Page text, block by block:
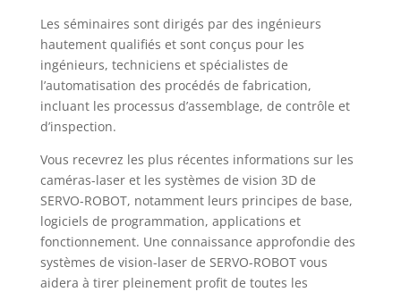
Les séminaires sont dirigés par des ingénieurs
hautement qualifiés et sont conçus pour les
ingénieurs, techniciens et spécialistes de
l’automatisation des procédés de fabrication,
incluant les processus d’assemblage, de contrôle et
d’inspection.
Vous recevrez les plus récentes informations sur les
caméras-laser et les systèmes de vision 3D de
SERVO-ROBOT, notamment leurs principes de base,
logiciels de programmation, applications et
fonctionnement. Une connaissance approfondie des
systèmes de vision-laser de SERVO-ROBOT vous
aidera à tirer pleinement profit de toutes les